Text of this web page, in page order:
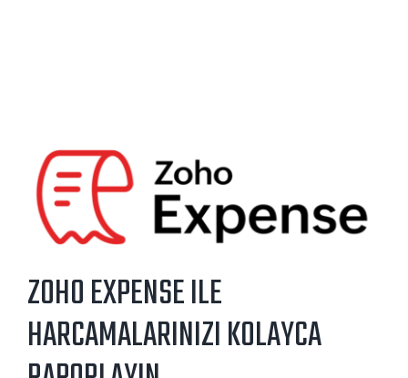
ZOHO EXPENSE ILE
HARCAMALARINIZI KOLAYCA